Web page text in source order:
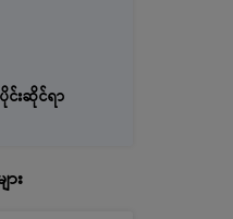
င်းဆိုင်ရာ
း